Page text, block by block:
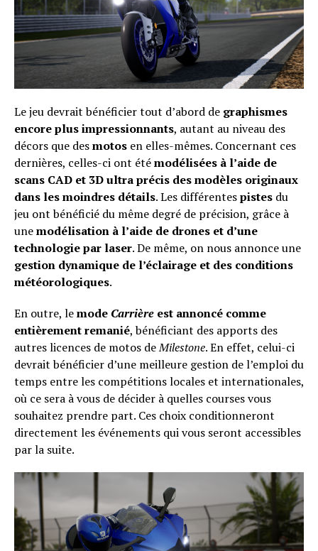
Le jeu devrait bénéficier tout d’abord de graphismes
encore plus impressionnants, autant au niveau des
décors que desmotos en elles-mêmes. Concernant ces
dernières, celles-ci ont étémodélisées à l’aide de
scans CAD et 3D ultra précis des modèles originaux
dans les moindres détails. Les différentespistes du
jeu ont bénéficié du même degré de précision, grâce à
unemodélisation à l’aide de drones et d’une
technologie par laser. De même, on nous annonce une
gestion dynamique de l’éclairage et des conditions
météorologiques.
En outre, lemode Carrière est annoncé comme
entièrement remanié, bénéficiant des apports des
autres licences de motos deMilestone. En effet, celui-ci
devrait bénéficier d’une meilleure gestion de l’emploi du
temps entre les compétitions locales et internationales,
où ce sera à vous de décider à quelles courses vous
souhaitez prendre part. Ces choix conditionneront
directement les événements qui vous seront accessibles
par la suite.
Whatsapp
Email